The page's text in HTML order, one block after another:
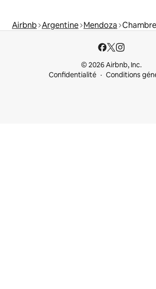
Airbnb Argentine Mendoza
© 2026 Airbnb, Inc.
Confidentialité
Conditions